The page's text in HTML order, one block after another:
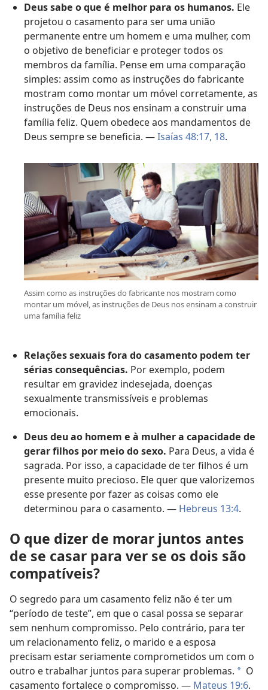
Deus sabe o que é melhor para os humanos. Ele
projetou o casamento para ser uma união
permanente entre um homem e uma mulher, com
o objetivo de beneficiar e proteger todos os
membros da família. Pense em uma comparação
simples: assim como as instruções do fabricante
mostram como montar um móvel corretamente, as
instruções de Deus nos ensinam a construir uma
família feliz. Quem obedece aos mandamentos de
Deus sempre se beneficia. —Isaías 48:17, 18.
Assim como as instruções do fabricante nos mostram como
montar um móvel, as instruções de Deus nos ensinam a construir
uma família feliz
Relações sexuais fora do casamento podem ter
sérias consequências. Por exemplo, podem
resultar em gravidez indesejada, doenças
sexualmente transmissíveis e problemas
emocionais.
Deus deu ao homem e à mulher a capacidade de
gerar filhos por meio do sexo. Para Deus, a vida é
sagrada. Por isso, a capacidade de ter filhos é um
presente muito precioso. Ele quer que valorizemos
esse presente por fazer as coisas como ele
determinou para o casamento. — Hebreus 13:4.
O que dizer de morar juntos antes
de se casar para ver se os dois são
compatíveis?
O segredo para um casamento feliz não é ter um
“período de teste”, em que o casal possa se separar
sem nenhum compromisso. Pelo contrário, para ter
um relacionamento feliz, o marido e a esposa
precisam estar seriamente comprometidos um com o
outro e trabalhar juntos para superar problemas. a O
casamento fortalece o compromisso. — Mateus 19:6.